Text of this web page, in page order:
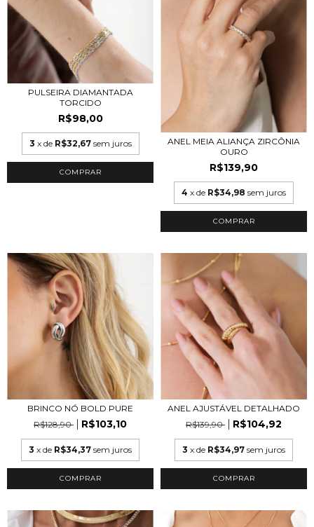
PULSEIRA DIAMANTADA
TORCIDO
R$98,00
3 x de R$32,67 sem juros
COMPRAR
ANEL MEIA ALIANÇA ZIRCÔNIA
OURO
R$139,90
4 x de R$34,98 sem juros
COMPRAR
BRINCO NÓ BOLD PURE
R$128,90
R$103,10
3 x de R$34,37 sem juros
COMPRAR
ANEL AJUSTÁVEL DETALHADO
R$139,90
R$104,92
3 x de R$34,97 sem juros
COMPRAR